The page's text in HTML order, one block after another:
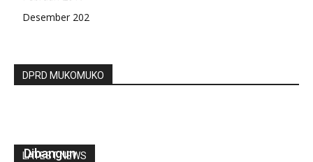
Desember 202
DPRD MUKOMUKO
LATEST NEWS
Dibangun